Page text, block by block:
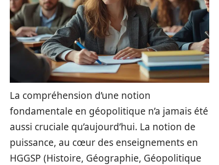
La compréhension d’une notion
fondamentale en géopolitique n’a jamais été
aussi cruciale qu’aujourd’hui. La notion de
puissance, au cœur des enseignements en
HGGSP (Histoire, Géographie, Géopolitique